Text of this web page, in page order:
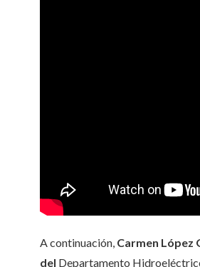
A continuación, Carmen López
del Departamento